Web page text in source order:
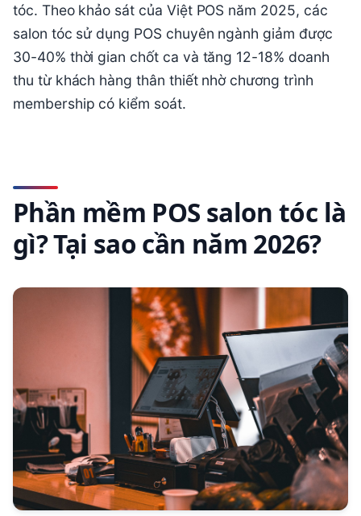
tóc. Theo khảo sát của Việt POS năm 2025, các
salon tóc sử dụng POS chuyên ngành giảm được
30-40% thời gian chốt ca và tăng 12-18% doanh
thu từ khách hàng thân thiết nhờ chương trình
membership có kiểm soát.
Phần mềm POS salon tóc là
gì? Tại sao cần năm 2026?